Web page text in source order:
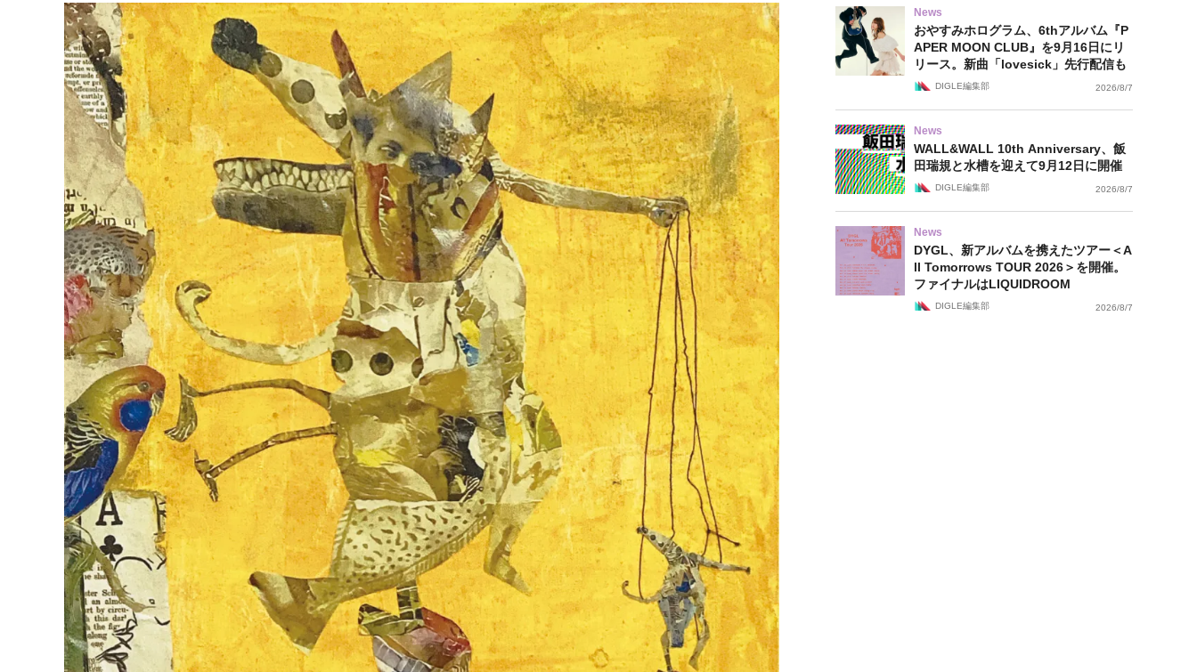
News
おやすみホログラム、6thアルバム『P
APER MOON CLUB』を9月16日にリ
リース。新曲「lovesick」先行配信も
DIGLE編集部 2026/8/7
News
WALL&WALL 10th Anniversary、飯
田瑞規と水槽を迎えて9月12日に開催
DIGLE編集部 2026/8/7
News
DYGL、新アルバムを携えたツアー＜A
ll Tomorrows TOUR 2026＞を開催。
ファイナルはLIQUIDROOM
DIGLE編集部 2026/8/7